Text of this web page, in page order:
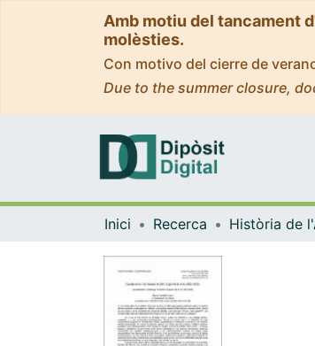
Amb motiu del tancament
molèsties.
Con motivo del cierre de
Due to the summer closure,
Inici Recerca Història de